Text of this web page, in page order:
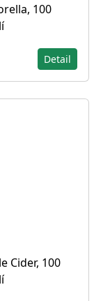
100
Detail
Cider, 100